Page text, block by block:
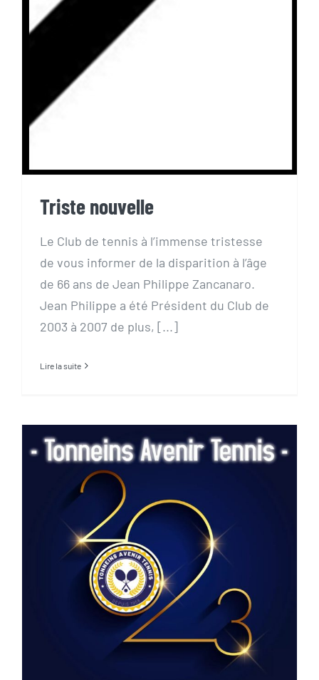
Triste nouvelle
Triste nouvelle
Le Club de tennis à l’immense tristesse
de vous informer de la disparition à l’âge
de 66 ans de Jean Philippe Zancanaro.
Jean Philippe a été Président du Club de
2003 à 2007 de plus, [...]
Lire la suite
Début d’année 2023…